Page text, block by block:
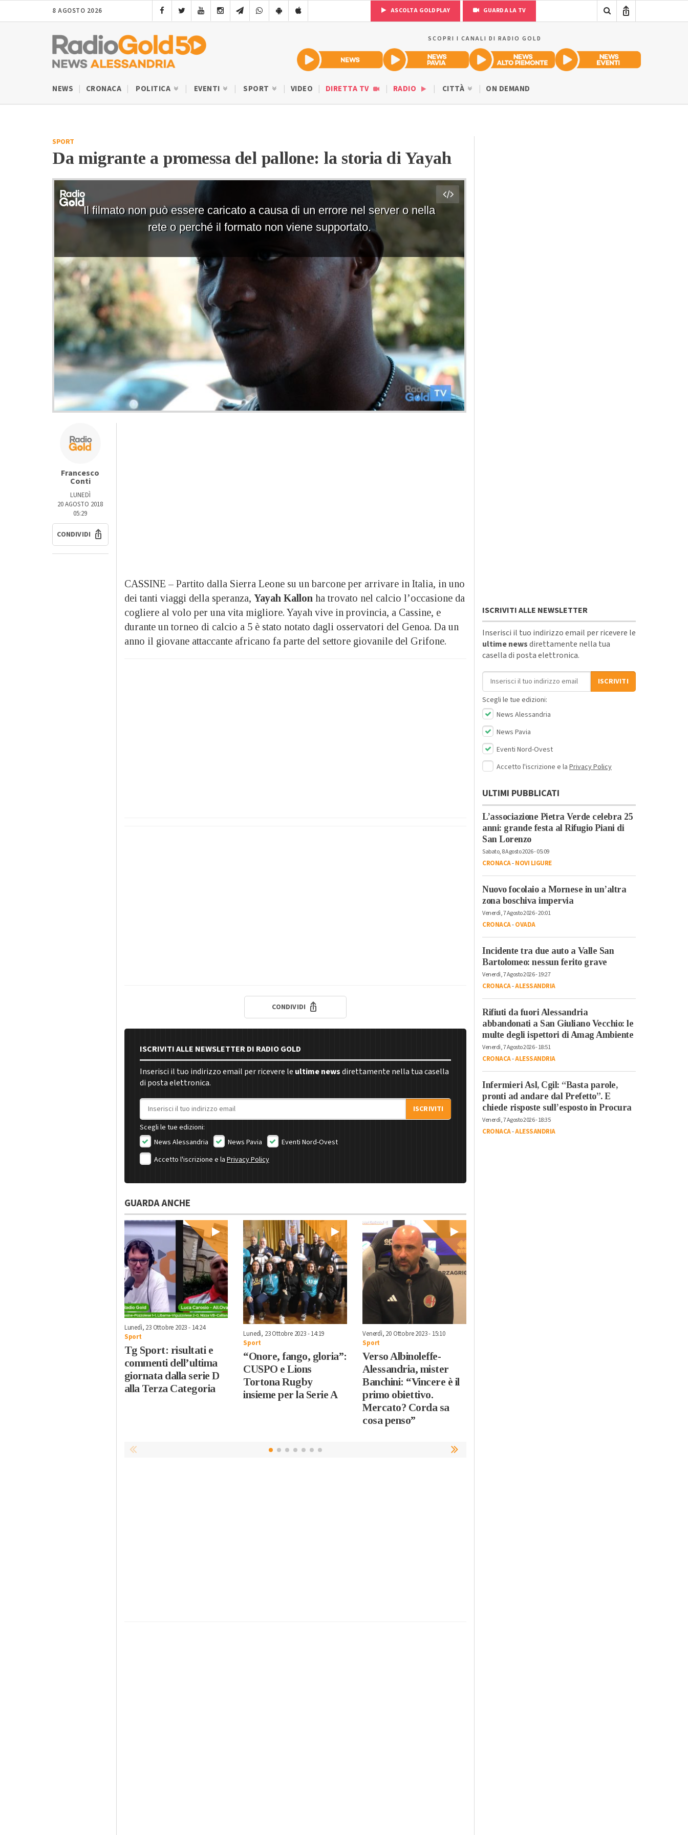
8 AGOSTO 2026 ASCOLTA GOLDPLAY GUARDA LA TV
SCOPRI I CANALI DI RADIO GOLD
NEWS CRONACA POLITICA EVENTI SPORT VIDEO DIRETTA TV RADIO CITTÀ ON DEMAND
SPORT
Da migrante a promessa del pallone: la storia di Yayah
Francesco
Conti
LUNEDÌ
20 AGOSTO 2018
05:29
CONDIVIDI
CASSINE – Partito dalla Sierra Leone su un barcone per arrivare in Italia, in uno
dei tanti viaggi della speranza, Yayah Kallon ha trovato nel calcio l’occasione da
cogliere al volo per una vita migliore. Yayah vive in provincia, a Cassine, e
durante un torneo di calcio a 5 è stato notato dagli osservatori del Genoa. Da un
anno il giovane attaccante africano fa parte del settore giovanile del Grifone.
CONDIVIDI
ISCRIVITI ALLE NEWSLETTER DI RADIO GOLD
Inserisci il tuo indirizzo email per ricevere le ultime newsdirettamente nella tua casella
di posta elettronica.
Indirizzo email
ISCRIVITI
Scegli le tue edizioni:
News Alessandria
News Pavia
Eventi Nord-Ovest
Accetto l'iscrizione e laPrivacy Policy
GUARDA ANCHE
Lunedì, 23 Ottobre 2023 - 14:24
Sport
Tg Sport: risultati e
commenti dell’ultima
giornata dalla serie D
alla Terza Categoria
Lunedì, 23 Ottobre 2023 - 14:19
Sport
“Onore, fango, gloria”:
CUSPO e Lions
Tortona Rugby
insieme per la Serie A
Venerdì, 20 Ottobre 2023 - 15:10
Sport
Verso Albinoleffe-
Alessandria, mister
Banchini: “Vincere è il
primo obiettivo.
Mercato? Corda sa
cosa penso”
ISCRIVITI ALLE NEWSLETTER
Inserisci il tuo indirizzo email per ricevere le
ultime newsdirettamente nella tua
casella di posta elettronica.
Indirizzo email
ISCRIVITI
Scegli le tue edizioni:
News Alessandria
News Pavia
Eventi Nord-Ovest
Accetto l'iscrizione e la Privacy Policy
ULTIMI PUBBLICATI
L’associazione Pietra Verde celebra 25
anni: grande festa al Rifugio Piani di
San Lorenzo
Sabato, 8 Agosto 2026 - 05:09
CRONACA-NOVI LIGURE
Nuovo focolaio a Mornese in un’altra
zona boschiva impervia
Venerdì, 7 Agosto 2026 - 20:01
CRONACA-OVADA
Incidente tra due auto a Valle San
Bartolomeo: nessun ferito grave
Venerdì, 7 Agosto 2026 - 19:27
CRONACA-ALESSANDRIA
Rifiuti da fuori Alessandria
abbandonati a San Giuliano Vecchio: le
multe degli ispettori di Amag Ambiente
Venerdì, 7 Agosto 2026 - 18:51
CRONACA-ALESSANDRIA
Infermieri Asl, Cgil: “Basta parole,
pronti ad andare dal Prefetto”. E
chiede risposte sull’esposto in Procura
Venerdì, 7 Agosto 2026 - 18:35
CRONACA-ALESSANDRIA